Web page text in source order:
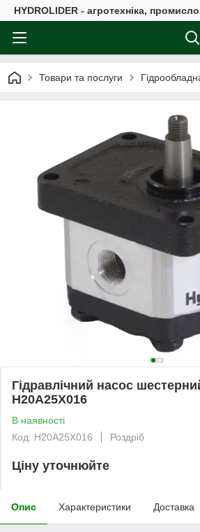
HYDROLIDER - агротехніка,
Товари та послуги
Гідравлічний насос
H20A25X016
В наявності
Код: H20A25X016
Роздріб
Ціну уточнюйте
Опис Характеристики Доставка